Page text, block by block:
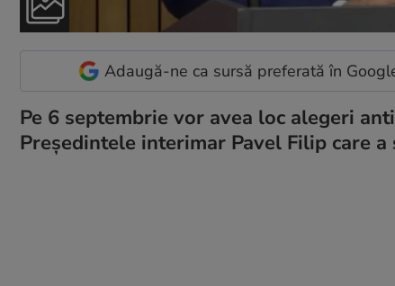
Adaugă-ne ca sursă preferată în
Pe 6 septembrie vor avea loc alegeri
Președintele interimar Pavel Filip care